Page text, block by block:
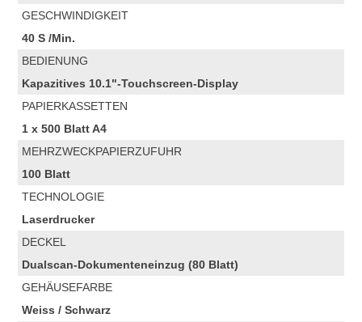
GESCHWINDIGKEIT
40 S /Min.
BEDIENUNG
Kapazitives 10.1"-Touchscreen-Display
PAPIERKASSETTEN
1 x 500 Blatt A4
MEHRZWECKPAPIERZUFUHR
100 Blatt
TECHNOLOGIE
Laserdrucker
DECKEL
Dualscan-Dokumenteneinzug (80 Blatt)
GEHÄUSEFARBE
Weiss / Schwarz